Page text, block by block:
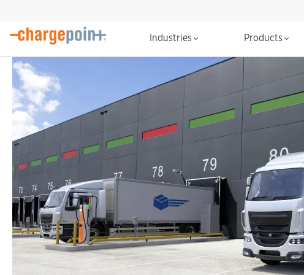
Industries Products